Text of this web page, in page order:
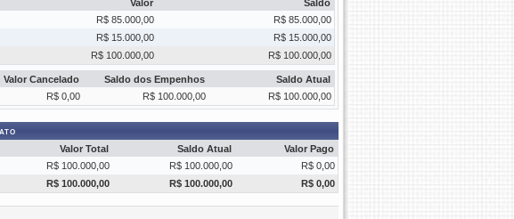
Valor
Saldo
R$ 85.000,00
R$ 85.000,00
R$ 15.000,00
R$ 15.000,00
R$ 100.000,00 R$ 100.000,00
Valor Cancelado Saldo dos Empenhos
Saldo Atual
R$ 0,00 R$ 100.000,00 R$ 100.000,00
Valor Total Saldo Atual
Valor Pago
R$ 100.000,00 R$ 100.000,00
R$ 0,00
R$ 100.000,00 R$ 100.000,00 R$ 0,00